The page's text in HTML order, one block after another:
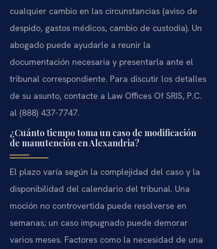
cualquier cambio en las circunstancias (aviso de
despido, gastos médicos, cambio de custodia). Un
abogado puede ayudarle a reunir la
documentación necesaria y presentarla ante el
tribunal correspondiente. Para discutir los detalles
de su asunto, contacte a Law Offices Of SRIS, P.C.
al (888) 437-7747.
¿Cuánto tiempo toma un caso de modificación
de manutención en Alexandria?
El plazo varía según la complejidad del caso y la
disponibilidad del calendario del tribunal. Una
moción no controvertida puede resolverse en
semanas; un caso impugnado puede demorar
varios meses. Factores como la necesidad de una